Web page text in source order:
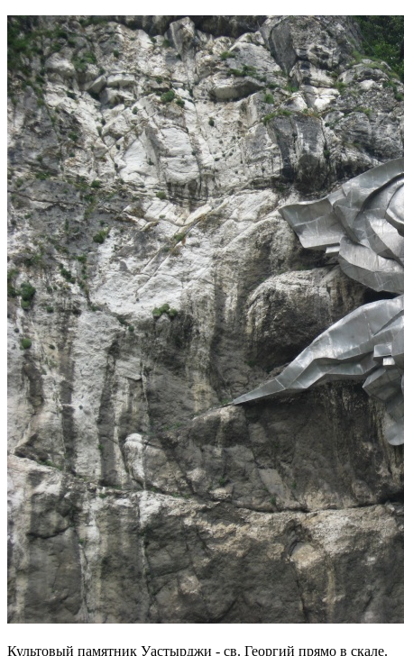
Культовый памятник Уастырджи - св. Георгий прямо в скале.